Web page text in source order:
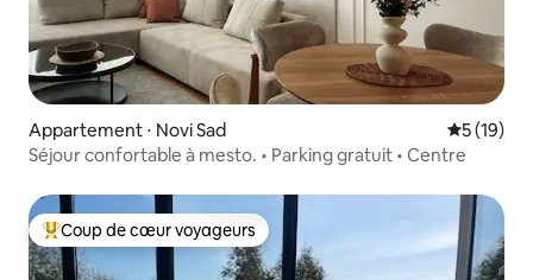
Appartement ⋅ Novi Sad
5 (19)
Séjour confortable à mesto. • Parking gratuit • Centre
Coups de cœur voyageurs les plus appréciés
Coup de cœur voyageurs